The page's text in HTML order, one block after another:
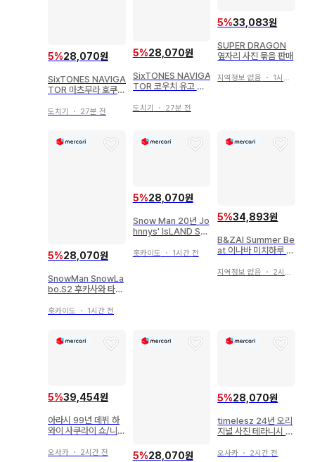
5%28,070원
SixTONES NAVIGA
TOR 마츠무라 호쿠토
도치기 ・ 27분 전
5%28,070원
SixTONES NAVIGA
TOR 코우치 유고 공
도치기 ・ 27분 전
5%33,083원
SUPER DRAGON
옆자리 사진 묶음 판매
지역정보 없음 ・ 1시간 전
5%28,070원
SnowMan SnowLa
bo.S2 후카사와 타츠
홋카이도 ・ 1시간 전
5%28,070원
Snow Man 20년 Jo
hnnys' IsLAND ST
구로 렌 공식 사진 *1
홋카이도 ・ 1시간 전
5%34,893원
B&ZAI Summer Be
at 이나바 미치하루 키
지역정보 없음 ・ 2시간 전
5%39,454원
아라시 99년 데뷔 하
와이 사쿠라이 쇼/니노
진 1장
오사카 ・ 2시간 전 5%28,070원
5%28,070원
timelesz 24년 오리
지널 사진 테라니시 타
오사카 ・ 2시간 전